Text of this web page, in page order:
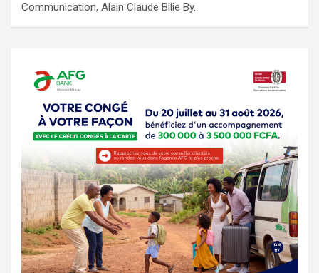
Communication, Alain Claude Bilie By…